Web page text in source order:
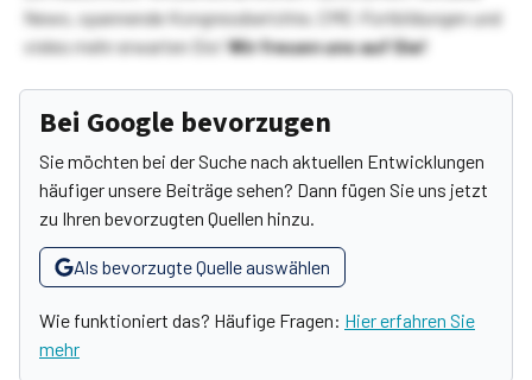
News, spannende Kongressberichte, CME-Fortbildungen und
vieles mehr erwarten Sie!Wir freuen uns auf Sie!
Bei Google bevorzugen
Sie möchten bei der Suche nach aktuellen Entwicklungen
häufiger unsere Beiträge sehen? Dann fügen Sie uns jetzt
zu Ihren bevorzugten Quellen hinzu.
Als bevorzugte Quelle auswählen
Wie funktioniert das? Häufige Fragen: Hier erfahren Sie
mehr